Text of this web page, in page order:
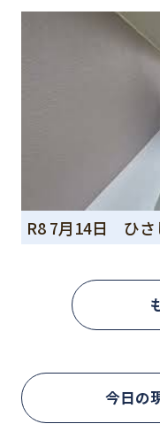
R8 7月14日 ひさ
今日の